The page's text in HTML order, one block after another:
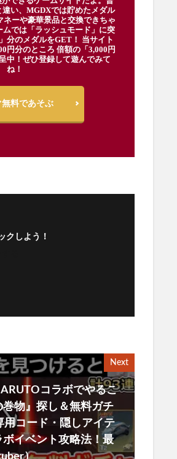
い、MGDXでは貯めたメダル
ネーや豪華景品と交換できちゃ
ムでは「ラッシュモード」に突
分のメダルをGET！ 当サイト
円分のところ 倍額の「3,000円
中！ぜひ登録して遊んでみて
ね！
無料であそぶ
クしよう！
Next
コラボでやるこ
物』探し＆無料ガチ
用コード・隠しアイテ
イベント攻略法！最
）